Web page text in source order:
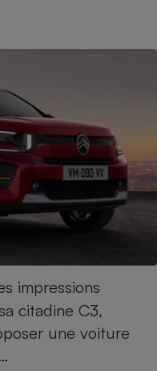
impressions
citadine C3,
une voiture